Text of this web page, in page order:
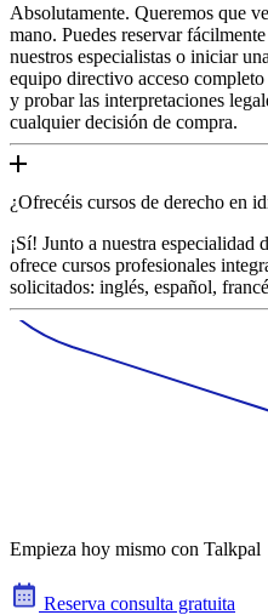
Absolutamente. Queremos que
mano. Puedes reservar
nuestros especialistas o iniciar
equipo directivo acceso
y probar las interpretaciones
cualquier decisión de compra.
¿Ofrecéis cursos de derecho en
¡Sí! Junto a nuestra especialidad
ofrece cursos profesionales
solicitados: inglés, español,
Empieza hoy mismo con Talkpal
Reserva consulta gratuita